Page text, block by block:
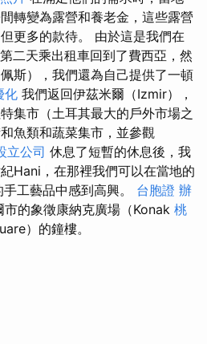
轉變為露營和養老金，這些露營
更多的款待。 由於這是我們在
二天乘出租車回到了費西亞，然
斯），我們還為自己提供了一頓
化 我們返回伊茲米爾（Izmir），
集市（土耳其最大的戶外市場之
魚類和蔬菜集市，並參觀
立公司 休息了短暫的休息後，我
Hani，在那裡我們可以在當地的
工藝品中感到高興。 台胞證 辦
的象徵康納克廣場（Konak 桃
）的鐘樓。